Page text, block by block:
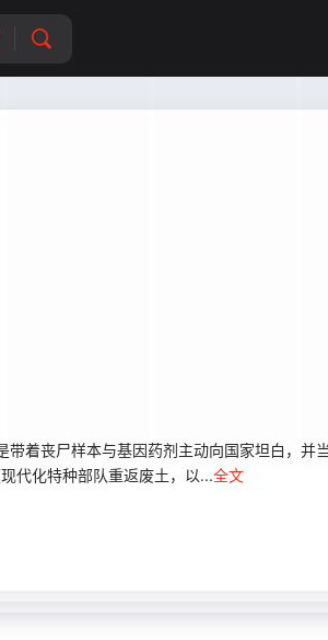
着丧尸样本与基因药剂主动向国家坦白，并
代化特种部队重返废土，以...全文